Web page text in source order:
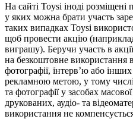
На сайті Toysi іноді
у яких можна брати участь
таких випадках Toysi
щоб провести акцію
виграшу). Беручи участь в
на безкоштовне використання
фотографії, інтерв’ю або
рекламною метою, у тому числі
та фотографії у засобах
друкованих, аудіо- та
використання не